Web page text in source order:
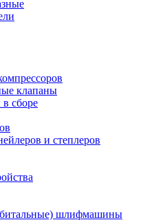
клапаны
сборе
и степлеров
шлифмашины